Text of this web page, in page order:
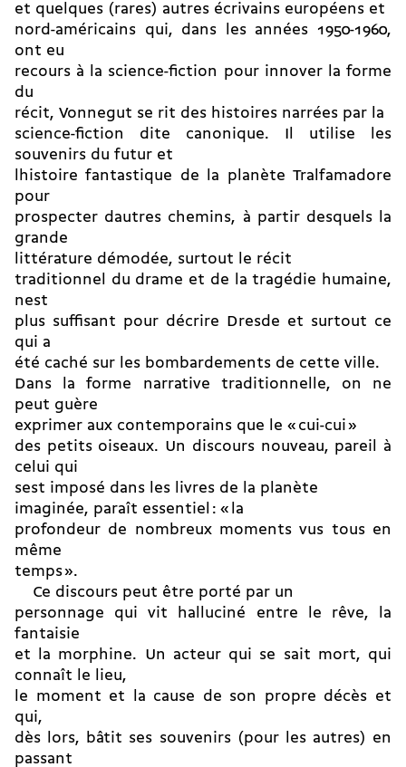
et quelques (rares) autres écrivains européens et
nord-américains qui, dans les années 1950-1960,
ont eu
recours à la science-fiction pour innover la forme
du
récit, Vonnegut se rit des histoires narrées par la
science-fiction dite canonique. Il utilise les
souvenirs du futur et
lhistoire fantastique de la planète Tralfamadore
pour
prospecter dautres chemins, à partir desquels la
grande
littérature démodée, surtout le récit
traditionnel du drame et de la tragédie humaine,
nest
plus suffisant pour décrire Dresde et surtout ce
qui a
été caché sur les bombardements de cette ville.
Dans la forme narrative traditionnelle, on ne
peut guère
exprimer aux contemporains que le « cui-cui »
des petits oiseaux. Un discours nouveau, pareil à
celui qui
sest imposé dans les livres de la planète
imaginée, paraît essentiel : « la
profondeur de nombreux moments vus tous en
même
temps ».
Ce discours peut être porté par un
personnage qui vit halluciné entre le rêve, la
fantaisie
et la morphine. Un acteur qui se sait mort, qui
connaît le lieu,
le moment et la cause de son propre décès et
qui,
dès lors, bâtit ses souvenirs (pour les autres) en
passant